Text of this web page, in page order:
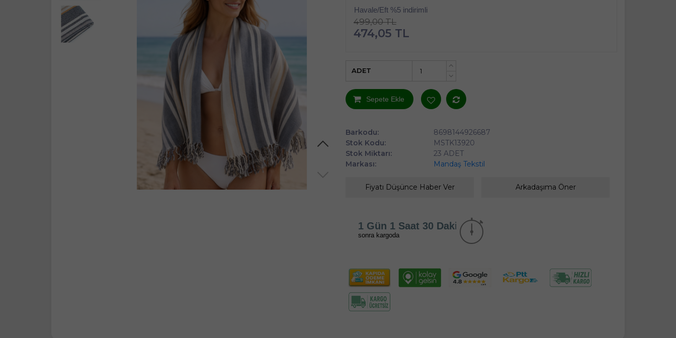
Havale/Eft %5 indirimli
499,00 TL
474,05 TL
+
ADET
Sepete Ekle
Barkodu:
8698144926687
Stok Kodu:
MSTK13920
Stok Miktarı:
23 ADET
Markası:
Mandaş Tekstil
Fiyatı Düşünce Haber Ver Arkadaşıma Öner
1 Gün 1 Saat 30 Dakika
sonra kargoda